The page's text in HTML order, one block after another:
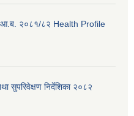
आ.ब. २०८१/८२ Health Profile
सुपरिवेक्षण निर्देशिका २०८२